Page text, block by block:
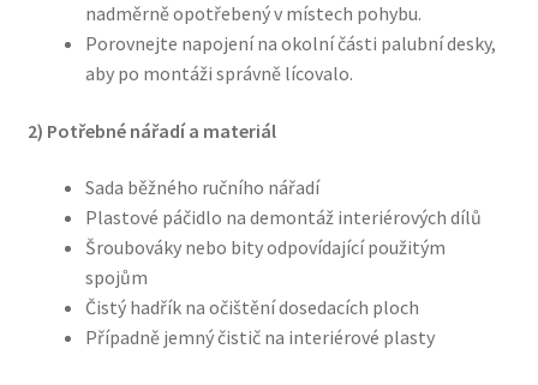
nadměrně opotřebený v místech pohybu.
Porovnejte napojení na okolní části palubní desky,
aby po montáži správně lícovalo.
2) Potřebné nářadí a materiál
Sada běžného ručního nářadí
Plastové páčidlo na demontáž interiérových dílů
Šroubováky nebo bity odpovídající použitým
spojům
Čistý hadřík na očištění dosedacích ploch
Případně jemný čistič na interiérové plasty